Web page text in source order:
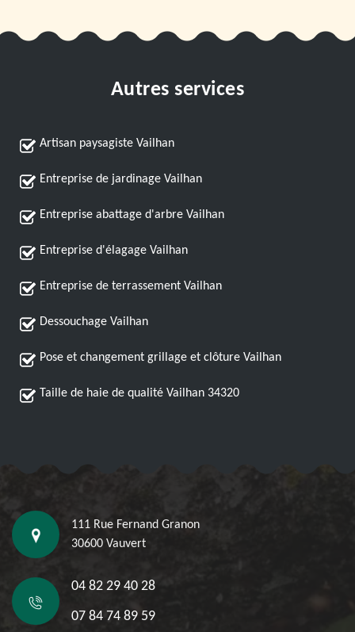
Autres services
Artisan paysagiste Vailhan
Entreprise de jardinage Vailhan
Entreprise abattage d'arbre Vailhan
Entreprise d'élagage Vailhan
Entreprise de terrassement Vailhan
Dessouchage Vailhan
Pose et changement grillage et clôture Vailhan
Taille de haie de qualité Vailhan 34320
111 Rue Fernand Granon
30600 Vauvert
04 82 29 40 28
07 84 74 89 59